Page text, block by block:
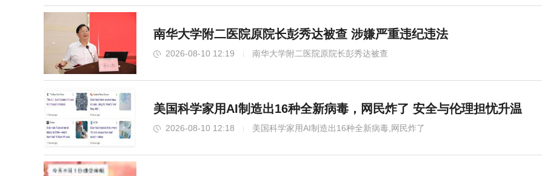
南华大学附二医院原院长彭秀达被查 涉嫌严重违纪违法
2026-08-10 12:19 南华大学附二医院原院长彭秀达被查
美国科学家用AI制造出16种全新病毒，网民炸了 安全与伦理担忧升温
2026-08-10 12:18 美国科学家用AI制造出16种全新病毒,网民炸了